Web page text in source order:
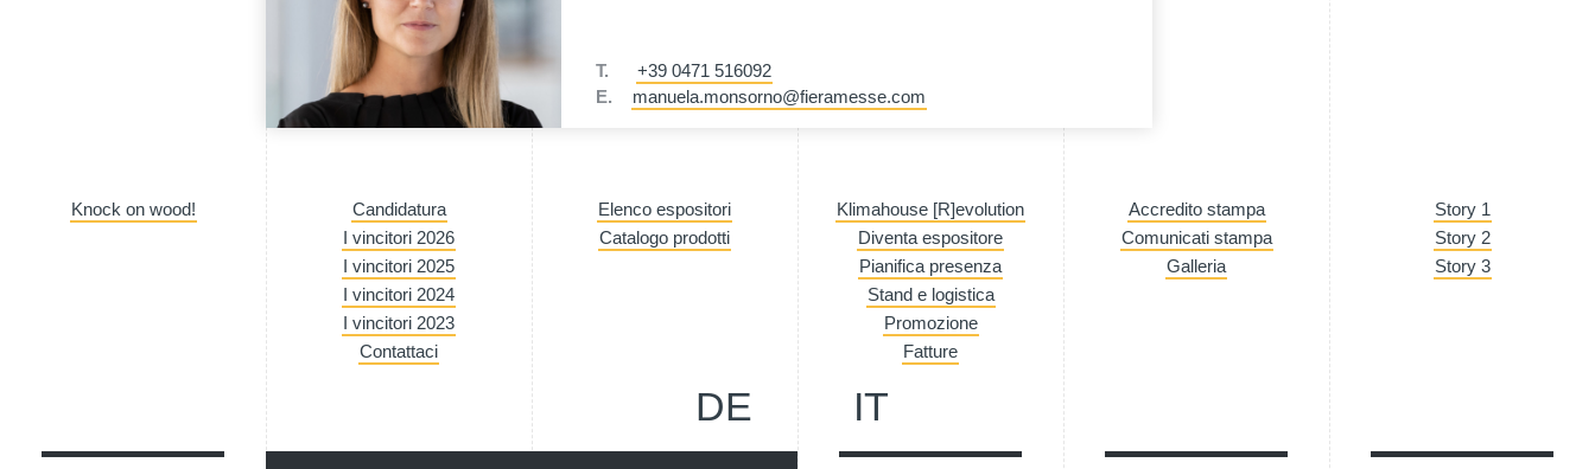
T.
+39 0471 516092
E.
manuela.monsorno@fieramesse.com
Knock on wood!
Candidatura
I vincitori 2026
I vincitori 2025
I vincitori 2024
I vincitori 2023
Contattaci
Elenco espositori
Catalogo prodotti
Klimahouse [R]evolution
Diventa espositore
Pianifica presenza
Stand e logistica
Promozione
Fatture
Accredito stampa
Comunicati stampa
Galleria
Story 1
Story 2
Story 3
DE IT